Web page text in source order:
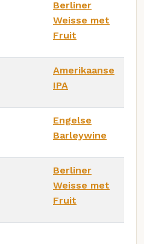
Berliner
Weisse met
Fruit
Amerikaanse
IPA
Engelse
Barleywine
Berliner
Weisse met
Fruit